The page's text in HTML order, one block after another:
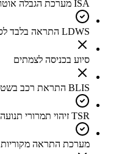
ISA מערכת הגבלה אוטומטית למהירות הרכב
LDWS התראה בלבד לסטיה מנתיב
סיוע בכניסה לצמתים
BLIS התראת רכב בשטח מת
TSR זיהוי תמרורי תנועה
מערכת התראה מקוריות